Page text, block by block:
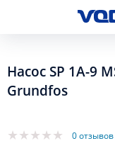
Насос SP 1A-9
Grundfos
0 отзывов